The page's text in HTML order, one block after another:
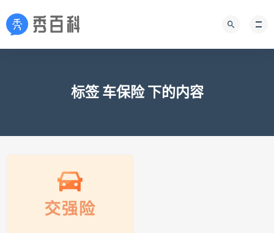
标签 车保险 下的内容